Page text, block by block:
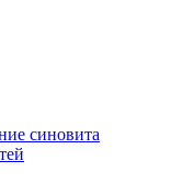
синовита